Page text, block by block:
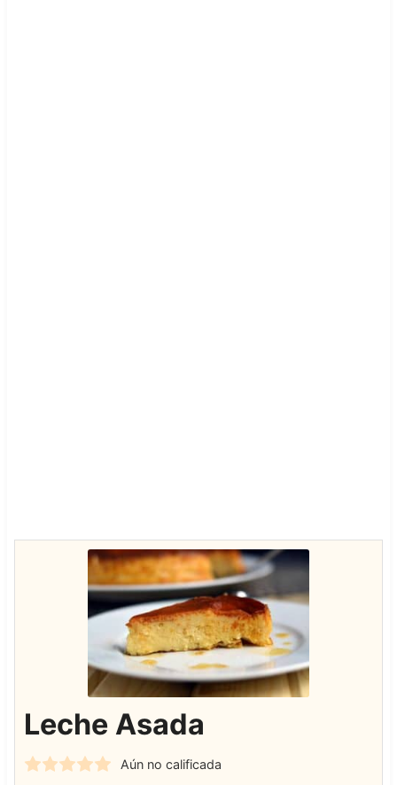
Leche Asada
Aún no calificada